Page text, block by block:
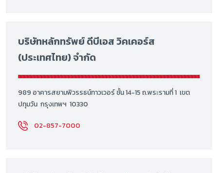
บริษัทหลักทรัพย์ ดีบีเอส วิคเคอร์ส
(ประเทศไทย) จำกัด
989 อาคารสยามพิวรรธน์ทาวเวอร์ ชั้น 14-15 ถ.พระรามที่ 1 เขต
ปทุมวัน กรุงเทพฯ 10330
02-857-7000